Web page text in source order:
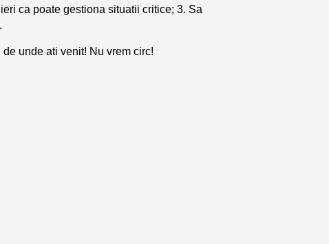
ca poate gestiona situatii critice; 3. Sa
unde ati venit! Nu vrem circ!